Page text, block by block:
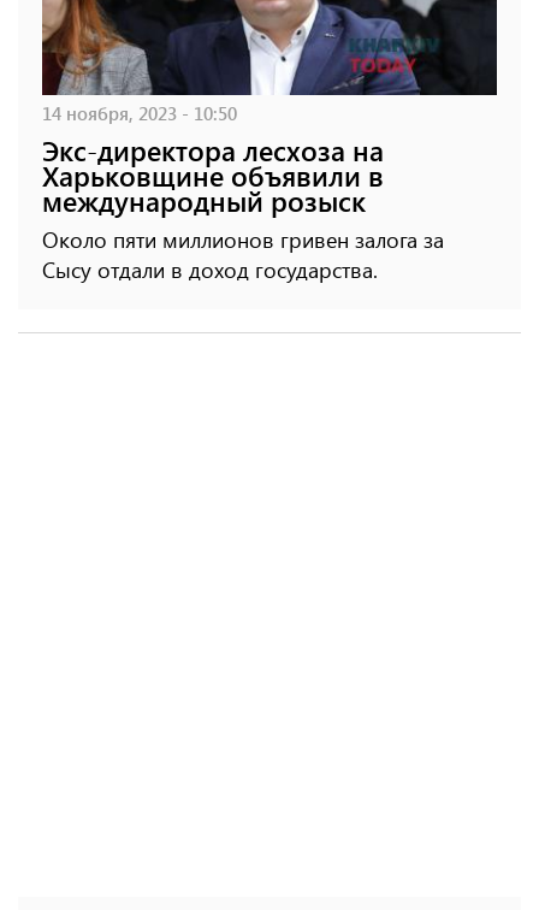
14 ноября, 2023 - 10:50
Экс-директора лесхоза на
Харьковщине объявили в
международный розыск
Около пяти миллионов гривен залога за
Сысу отдали в доход государства.